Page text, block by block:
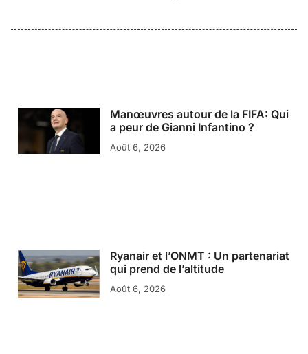
Manœuvres autour de la FIFA: Qui
a peur de Gianni Infantino ?
Août 6, 2026
Ryanair et l’ONMT : Un partenariat
qui prend de l’altitude
Août 6, 2026